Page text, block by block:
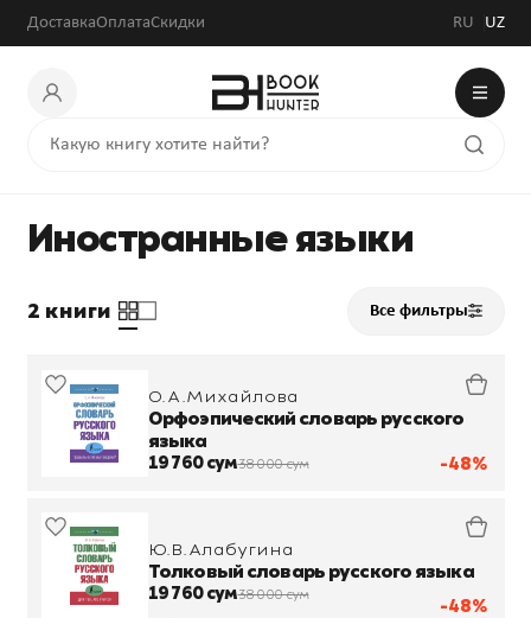
ДоставкаОплатаСкидки RU UZ
Иностранные языки
2 книги Все фильтры
-48%
О.А.Михайлова
Орфоэпический словарь русского
языка
19 760 сум38 000 сум
-48%
Ю.В.Алабугина
Толковый словарь русского языка
19 760 сум38 000 сум